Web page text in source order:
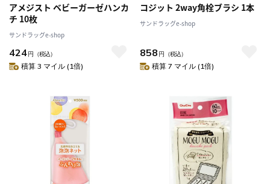
アメジスト ベビーガーゼハンカ
チ 10枚
サンドラッグe-shop
424円 （税込）
積算 3 マイル (1倍)
コジット 2way角栓ブラシ 1本
サンドラッグe-shop
858 円 （税込）
積算 7 マイル (1倍)